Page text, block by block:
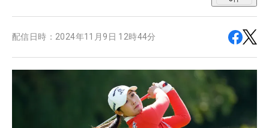
配信日時： 2024年11月9日 12時44分